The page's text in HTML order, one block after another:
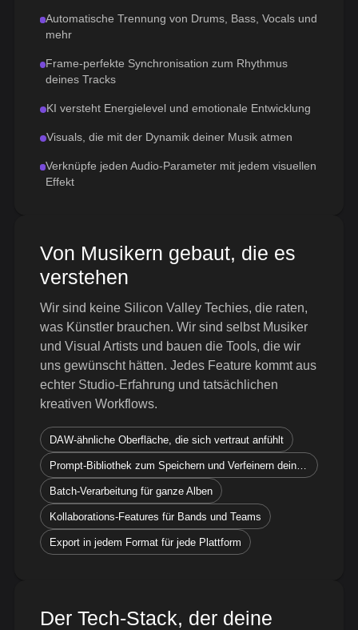
Automatische Trennung von Drums, Bass, Vocals und
mehr
Frame-perfekte Synchronisation zum Rhythmus
deines Tracks
KI versteht Energielevel und emotionale Entwicklung
Visuals, die mit der Dynamik deiner Musik atmen
Verknüpfe jeden Audio-Parameter mit jedem visuellen
Effekt
Von Musikern gebaut, die es
verstehen
Wir sind keine Silicon Valley Techies, die raten,
was Künstler brauchen. Wir sind selbst Musiker
und Visual Artists und bauen die Tools, die wir
uns gewünscht hätten. Jedes Feature kommt aus
echter Studio-Erfahrung und tatsächlichen
kreativen Workflows.
DAW-ähnliche Oberfläche, die sich vertraut anfühlt
Prompt-Bibliothek zum Speichern und Verfeinern deiner visuellen Stile
Batch-Verarbeitung für ganze Alben
Kollaborations-Features für Bands und Teams
Export in jedem Format für jede Plattform
Der Tech-Stack, der deine